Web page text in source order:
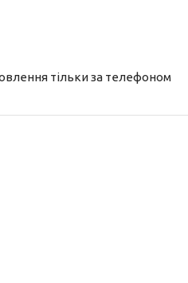
тільки за телефоном